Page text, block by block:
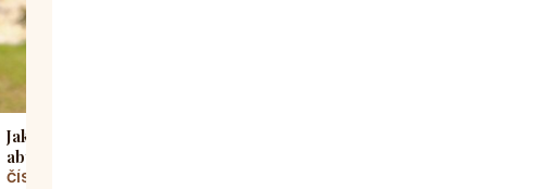
Jak správně socializovat štěně,
aby z něj vyrostl sebevědomý
a klidný pes
ČÍST VÍCE →